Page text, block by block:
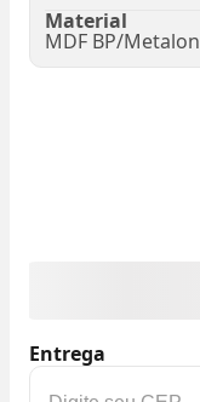
Material
MDF BP/Metalon
Entrega